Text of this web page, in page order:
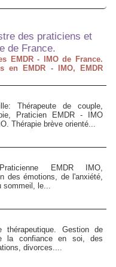
des praticiens et
de France.
EMDR - IMO de France.
en EMDR - IMO, EMDR
Thérapeute de couple,
Praticien EMDR - IMO
Thérapie brève orienté...
EMDR IMO,
des émotions, de l'anxiété,
sommeil, le...
thérapeutique. Gestion de
la confiance en soi, des
divorces....